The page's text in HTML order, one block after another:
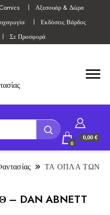
Comics
Αξεσουάρ & Δώρα
Εκδόσεις Βάρδος
Σε Προσφορά
0
0,00 €
ΤΑ ΟΠΛΑ ΤΩΝ
DAN ABNETT